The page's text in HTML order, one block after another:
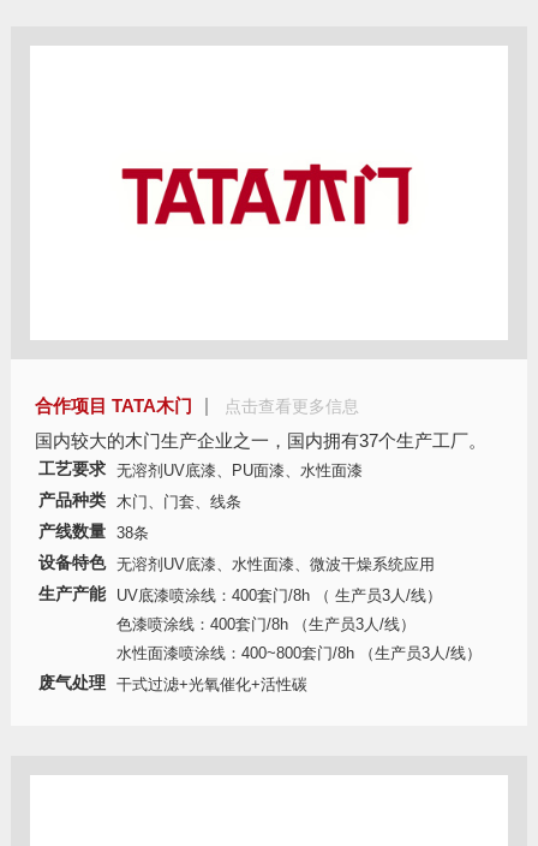
合作项目 TATA木门 点击查看更多信息
国内较大的木门生产企业之一，国内拥有37个生产工厂。
工艺要求
无溶剂UV底漆、PU面漆、水性面漆
产品种类
木门、门套、线条
产线数量
38条
设备特色
无溶剂UV底漆、水性面漆、微波干燥系统应用
生产产能
UV底漆喷涂线：400套门/8h （ 生产员3人/线）
色漆喷涂线：400套门/8h （生产员3人/线）
水性面漆喷涂线：400~800套门/8h （生产员3人/线）
废气处理
干式过滤+光氧催化+活性碳